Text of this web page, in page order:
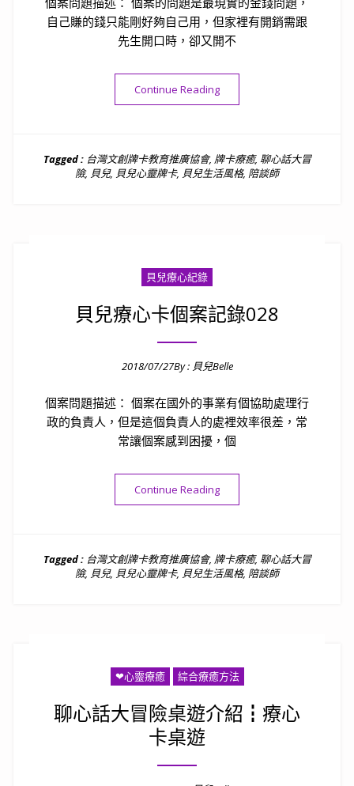
自己賺的錢只能剛好夠自己用，但家裡有開銷需跟
先生開口時，卻又開不
Continue Reading“貝兒療心卡個案記錄029(線
Tagged : 台灣文創牌卡教育推廣協會, 牌卡療癒, 聊心話大冒
險, 貝兒, 貝兒心靈牌卡, 貝兒生活風格, 陪談師
貝兒療心紀錄
貝兒療心卡個案記錄028
2018/07/27By : 貝兒Belle
個案問題描述： 個案在國外的事業有個協助處理行
政的負責人，但是這個負責人的處裡效率很差，常
常讓個案感到困擾，個
Continue Reading“貝兒療心卡個案記錄028”
Tagged : 台灣文創牌卡教育推廣協會, 牌卡療癒, 聊心話大冒
險, 貝兒, 貝兒心靈牌卡, 貝兒生活風格, 陪談師
❤心靈療癒 綜合療癒方法
聊心話大冒險桌遊介紹┇療心
卡桌遊